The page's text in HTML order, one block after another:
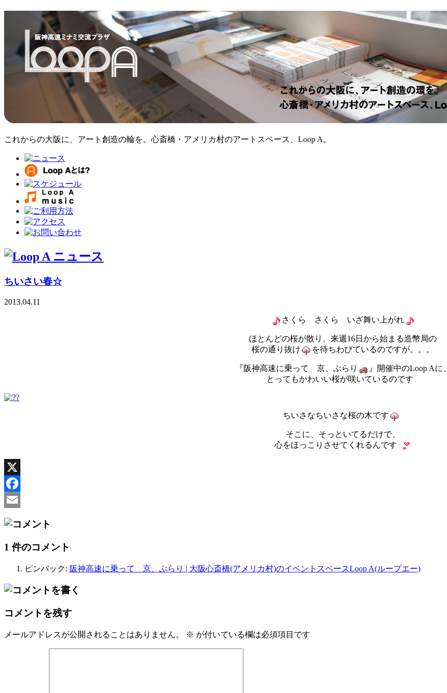
これからの大阪に、アート創造の輪を。心斎橋・アメリカ村のアートスペース、Loop A。
ちいさい春☆
2013.04.11
さくら さくら いざ舞い上がれ
ほとんどの桜が散り、来週16日から始まる造幣局の
桜の通り抜け
を待ちわびているのですが。。。
『阪神高速に乗って 京、ぶらり
』開催中のLoop Aに、
とってもかわいい桜が咲いているのです
ちいさなちいさな桜の木です
そこに、そっといてるだけで、
心をほっこりさせてくれるんです
X
Facebook
Email
1 件のコメント
ピンバック: 阪神高速に乗って 京、ぶらり | 大阪心斎橋(アメリカ村)のイベントスペースLoop A(ループエー)
コメントを残す
メールアドレスが公開されることはありません。 ※ が付いている欄は必須項目です